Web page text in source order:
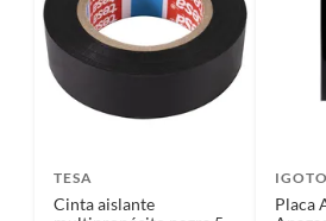
TESA
Cinta aislante
Placa